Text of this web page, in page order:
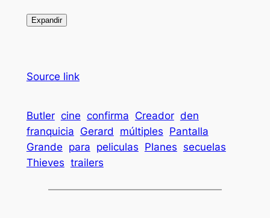
Expandir
Source link
Butler cine confirma Creador den
franquicia Gerard múltiples Pantalla
Grande para peliculas Planes secuelas
Thieves trailers